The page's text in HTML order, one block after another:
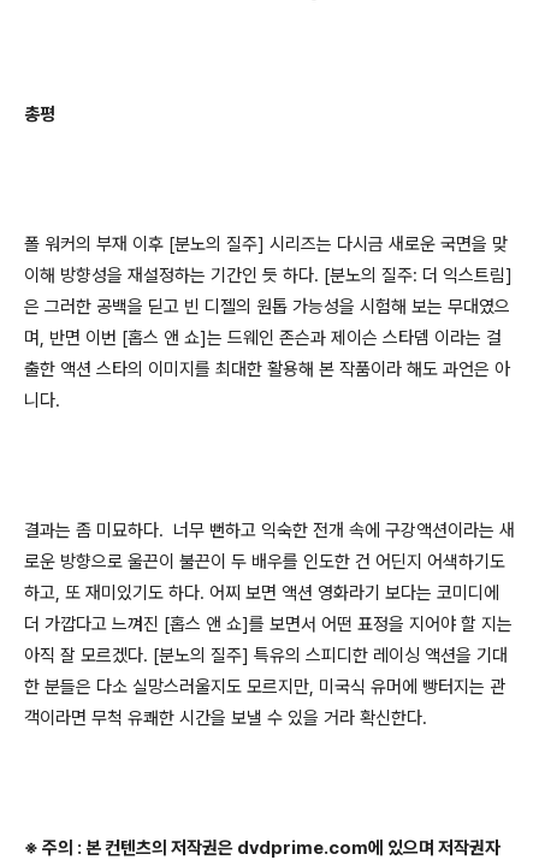
총평
폴 워커의 부재 이후 [분노의 질주] 시리즈는 다시금 새로운 국면을 맞
이해 방향성을 재설정하는 기간인 듯 하다. [분노의 질주: 더 익스트림]
은 그러한 공백을 딛고 빈 디젤의 원톱 가능성을 시험해 보는 무대였으
며 , 반면 이번 [홉스 앤 쇼]는 드웨인 존슨과 제이슨 스타뎀 이라는 걸
출한 액션 스타의 이미지를 최대한 활용해 본 작품이라 해도 과언은 아
니다.
결과는 좀 미묘하다. 너무 뻔하고 익숙한 전개 속에 구강액션이라는 새
로운 방향으로 울끈이 불끈이 두 배우를 인도한 건 어딘지 어색하기도
하고, 또 재미있기도 하다. 어찌 보면 액션 영화라기 보다는 코미디에
더 가깝다고 느껴진 [홉스 앤 쇼]를 보면서 어떤 표정을 지어야 할 지는
아직 잘 모르겠다. [분노의 질주] 특유의 스피디한 레이싱 액션을 기대
한 분들은 다소 실망스러울지도 모르지만, 미국식 유머에 빵터지는 관
객이라면 무척 유쾌한 시간을 보낼 수 있을 거라 확신한다.
※ 주의 : 본 컨텐츠의 저작권은 dvdprime.com에 있으며 저작권자